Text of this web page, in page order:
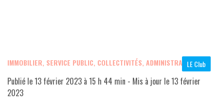
LE Club
IMMOBILIER, SERVICE PUBLIC, COLLECTIVITÉS, ADMINISTRATIONS
Publié le13 février 2023 à 15 h 44 min - Mis à jour le13 février
2023